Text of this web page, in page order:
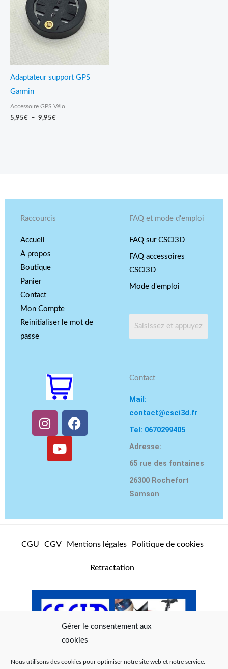
Gérer le consentement aux
cookies
Nous utilisons des cookies pour optimiser notre site web et notre service.
Adaptateur support GPS
Garmin
Accessoire GPS Vélo
5,95€ – 9,95€
à
9,95€
Raccourcis
Accueil
A propos
Boutique
Panier
Contact
Mon Compte
Reinitialiser le mot de
passe
FAQ et mode d'emploi
FAQ sur CSCI3D
FAQ accessoires
CSCI3D
Mode d'emploi
I
n
s
m
F
a
Y
u
t
Contact
Mail:
contact@csci3d.fr
Tel: 0670299405
Adresse:
65 rue des fontaines
26300 Rochefort
Samson
CGU CGV Mentions légales Politique de cookies
Retractation